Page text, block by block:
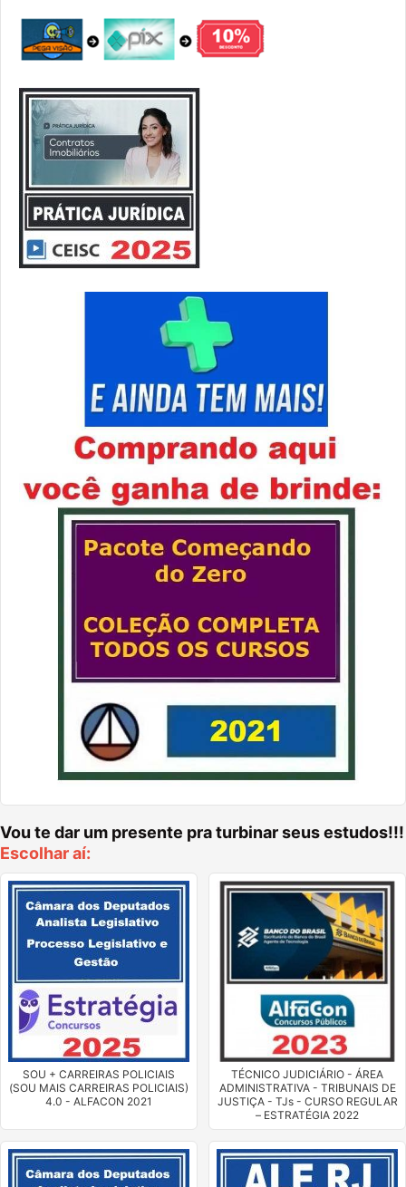
Vou te dar um presente pra turbinar seus estudos!!!
Escolhar aí:
SOU + CARREIRAS POLICIAIS
(SOU MAIS CARREIRAS POLICIAIS)
4.0 - ALFACON 2021
TÉCNICO JUDICIÁRIO - ÁREA
ADMINISTRATIVA - TRIBUNAIS DE
JUSTIÇA - TJs - CURSO REGULAR
– ESTRATÉGIA 2022